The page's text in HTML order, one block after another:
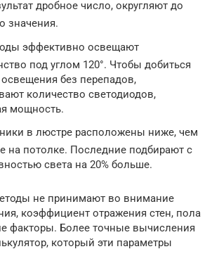
дробное число, округляют до
значения.
эффективно освещают
под углом 120°. Чтобы добиться
без перепадов,
количество светодиодов,
мощность.
в люстре расположены ниже, чем
на потолке. Последние подбирают с
света на 20% больше.
не принимают во внимание
коэффициент отражения стен, пола
факторы. Более точные вычисления
который эти параметры